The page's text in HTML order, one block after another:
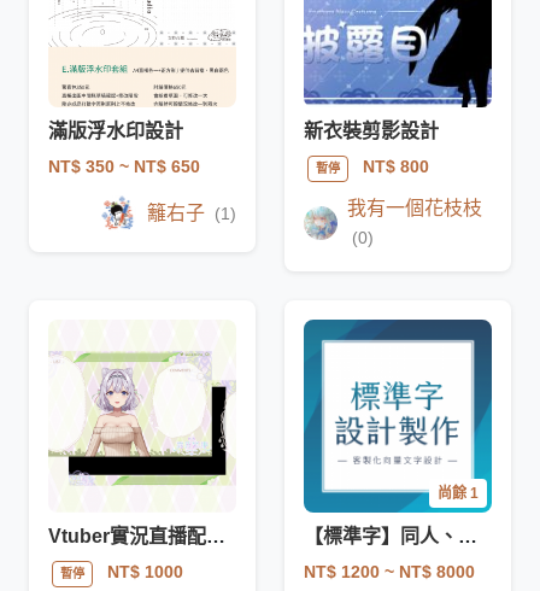
滿版浮水印設計
NT$ 350 ~ NT$ 650
籬右子 (1)
新衣裝剪影設計
暫停 NT$ 800
我有一個花枝枝
(0)
Vtuber實況直播配信間設計委託
暫停 NT$ 1000
尚餘 1
【標準字】同人、商用、Vtuber
NT$ 1200 ~ NT$ 8000